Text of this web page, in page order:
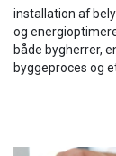
installation af
og
både bygherrer,
byggeproces og